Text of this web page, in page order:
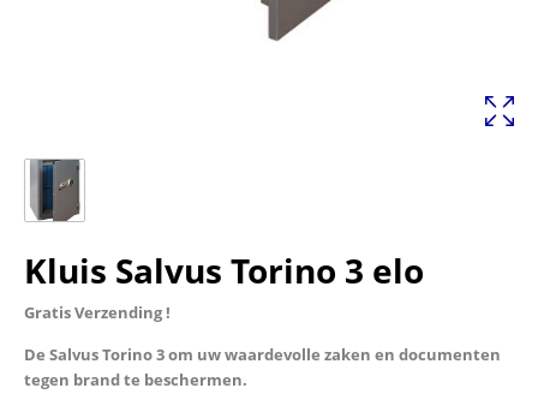
Kluis Salvus Torino 3 elo
Gratis Verzending !
De Salvus Torino 3 om uw waardevolle zaken en documenten
tegen brand te beschermen.